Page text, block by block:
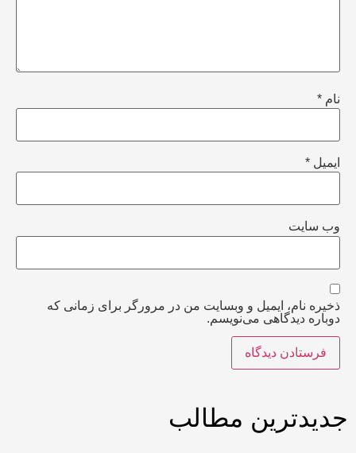
نام *
ایمیل *
وب‌ سایت
ذخیره نام، ایمیل و وبسایت من در مرورگر برای زمانی که
دوباره دیدگاهی می‌نویسم.
جدیدترین مطالب